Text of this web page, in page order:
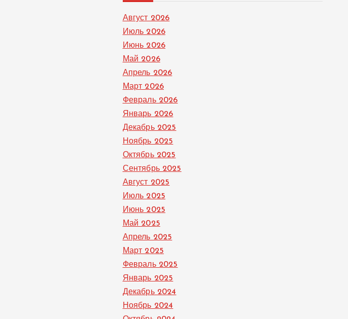
Август 2026
Июль 2026
Июнь 2026
Май 2026
Апрель 2026
Март 2026
Февраль 2026
Январь 2026
Декабрь 2025
Ноябрь 2025
Октябрь 2025
Сентябрь 2025
Август 2025
Июль 2025
Июнь 2025
Май 2025
Апрель 2025
Март 2025
Февраль 2025
Январь 2025
Декабрь 2024
Ноябрь 2024